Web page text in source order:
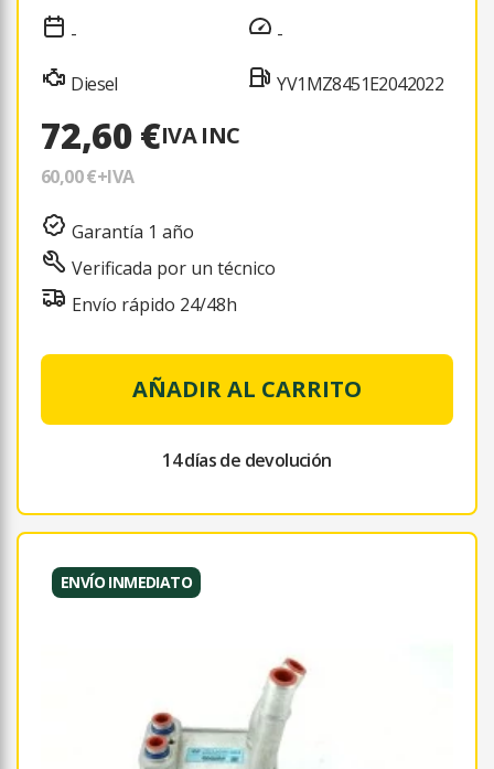
-
Diesel
-
YV1MZ8451E2042022
72,60 €IVA INC
60,00 €+IVA
Garantía 1 año
Verificada por un técnico
Envío rápido 24/48h
AÑADIR AL CARRITO
14 días de devolución
ENVÍO INMEDIATO